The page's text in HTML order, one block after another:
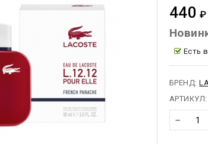
440 ₽
Для
от
Есть
БРЕНД:
АРТИКУЛ:
−